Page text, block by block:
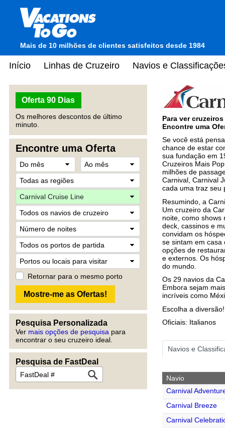
Mais de 10 milhões de clientes satisfeitos desde 1984
Início Linhas de Cruzeiro Navios e
Oferta 90 Dias
Os melhores descontos de último
minuto.
Encontre uma Oferta
Retornar para o mesmo porto
Pesquisa Personalizada
Ver mais opções de pesquisa para
encontrar o seu cruzeiro ideal.
Pesquisa de FastDeal
Para ver
Encontre uma
Se você está
chance de estar
sua fundação em
Cruzeiros Mais
milhões de
Carnival, Carnival
cada uma traz seu
Resumindo, a
Um cruzeiro da
noite, como shows
deck, cassinos e
convidam os
se sintam em casa
opções de
e externos. Os
do mundo.
Os 29 navios da
Embora sejam
incríveis como
Escolha a diversão!
Oficiais: Italianos
Navios e
Navio
Carnival
Carnival Breeze
Carnival